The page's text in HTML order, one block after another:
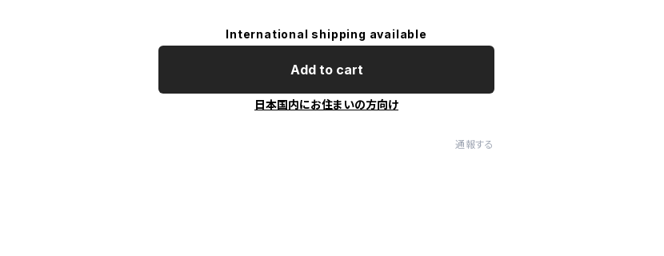
International shipping available
Add to cart
日本国内にお住まいの方向け
通報する